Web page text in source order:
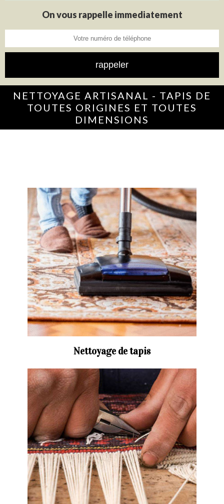
On vous rappelle immediatement
NETTOYAGE ARTISANAL - TAPIS DE
TOUTES ORIGINES ET TOUTES
DIMENSIONS
Nettoyage de tapis